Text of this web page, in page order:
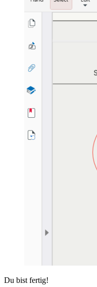
Du bist fertig!